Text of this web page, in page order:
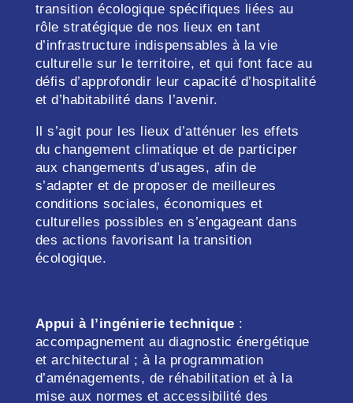
transition écologique spécifiques liées au
rôle stratégique de nos lieux en tant
d’infrastructure indispensables à la vie
culturelle sur le territoire, et qui font face au
défis d’approfondir leur capacité d’hospitalité
et d’habitabilité dans l’avenir.
Il s’agit pour les lieux d’atténuer les effets
du changement climatique et de participer
aux changements d’usages, afin de
s’adapter et de proposer de meilleures
conditions sociales, économiques et
culturelles possibles en s’engageant dans
des actions favorisant la transition
écologique.
Appui à l’ingénierie technique :
accompagnement au diagnostic énergétique
et architectural ; à la programmation
d’aménagements, de réhabilitation et à la
mise aux normes et accessibilité des